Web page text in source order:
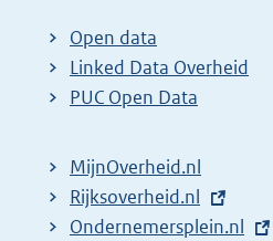
t
e
r
l
i
n
Open data
Linked Data Overheid
PUC Open Data
MijnOverheid.nl
E
x
Rijksoverheid.nl
E
Ondernemersplein.nl